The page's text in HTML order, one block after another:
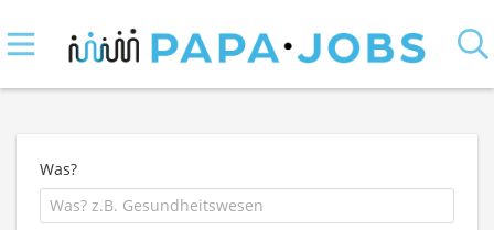
Was?